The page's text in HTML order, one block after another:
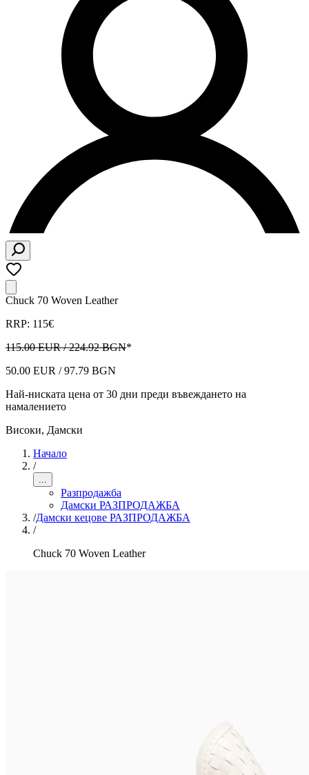
Chuck 70 Woven Leather
RRP: 115€
115.00 EUR / 224.92 BGN*
50.00 EUR / 97.79 BGN
Най-ниската цена от 30 дни преди въвеждането на
намалението
Високи, Дамски
Начало
/
...
Разпродажба
Дамски РАЗПРОДАЖБА
/Дамски кецове РАЗПРОДАЖБА
/
Chuck 70 Woven Leather